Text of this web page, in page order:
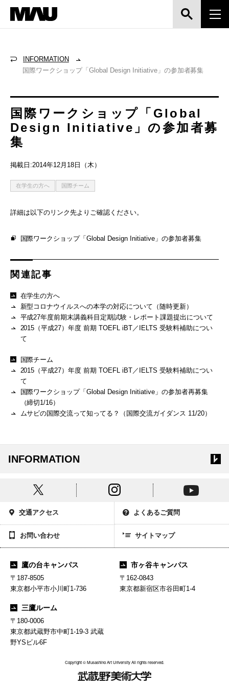
INFORMATION
国際ワークショップ「Global Design Initiative」の参加者募集
国際ワークショップ「Global
Design Initiative」の参加者募
集
掲載日:2014年12月18日（木）
在学生の方へ 国際チーム
詳細は以下のリンク先よりご確認ください。
国際ワークショップ「Global Design Initiative」の参加者募集
関連記事
在学生の方へ
新型コロナウイルスへの本学の対応について（随時更新）
平成27年度前期末講義科目定期試験・レポート課題提出について
2015（平成27）年度 前期 TOEFL iBT／IELTS 受験料補助につい
て
国際チーム
2015（平成27）年度 前期 TOEFL iBT／IELTS 受験料補助につい
て
国際ワークショップ「Global Design Initiative」の参加者再募集
（締切1/16）
ムサビの国際交流って知ってる？（国際交流ガイダンス 11/20）
INFORMATION
交通アクセス よくあるご質問
お問い合わせ サイトマップ
鷹の台キャンパス
〒187-8505
東京都小平市小川町1-736
市ヶ谷キャンパス
〒162-0843
東京都新宿区市谷田町1-4
三鷹ルーム
〒180-0006
東京都武蔵野市中町1-19-3 武蔵
野YSビル6F
Copyright © Musashino Art University All rights reserved.